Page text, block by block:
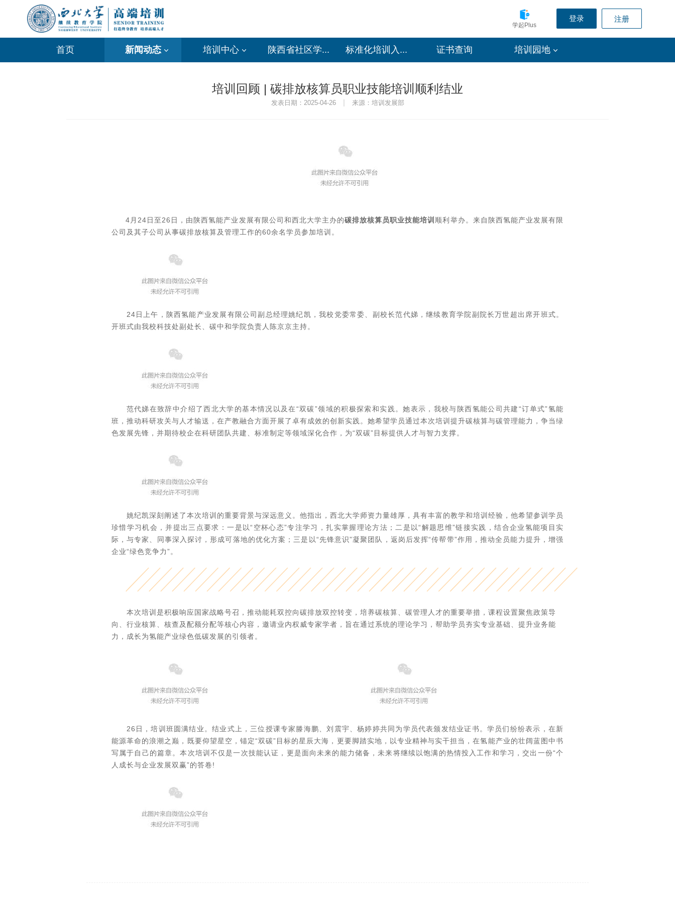
登录 注册
学起Plus
首页 新闻动态 培训中心 陕西省社区学... 标准化培训入... 证书查询 培训园地
培训回顾 | 碳排放核算员职业技能培训顺利结业
发表日期：2025-04-26 | 来源：培训发展部
4月24日至26日，由陕西氢能产业发展有限公司和西北大学主办的碳排放核算员职业技能培训 顺利举办。来自陕西氢能产业发展有限
公司及其子公司从事碳排放核算及管理工作的60余名学员参加培训。
24日上午，陕西氢能产业发展有限公司副总经理姚纪凯，我校党委常委、副校长范代娣，继续教育学院副院长万世超出席开班式。
开班式由我校科技处副处长、碳中和学院负责人陈京京主持。
范代娣在致辞中介绍了西北大学的基本情况以及在“双碳”领域的积极探索和实践。她表示，我校与陕西氢能公司共建“订单式”氢能
班，推动科研攻关与人才输送，在产教融合方面开展了卓有成效的创新实践。她希望学员通过本次培训提升碳核算与碳管理能力，争当绿
色发展先锋，并期待校企在科研团队共建、标准制定等领域深化合作，为“双碳”目标提供人才与智力支撑。
姚纪凯深刻阐述了本次培训的重要背景与深远意义。他指出，西北大学师资力量雄厚，具有丰富的教学和培训经验，他希望参训学员
珍惜学习机会，并提出三点要求：‌一是以“空杯心态”专注学习‌，扎实掌握理论方法；‌二是以“解题思维”链接实践‌，结合企业氢能项目实
际，与专家、同事深入探讨，形成可落地的优化方案；‌三是以“先锋意识”凝聚团队‌，返岗后发挥“传帮带”作用，推动全员能力提升，增强
企业“绿色竞争力”。
本次培训是积极响应国家战略号召，推动能耗双控向碳排放双控转变，培养碳核算、碳管理人才的重要举措，课程设置聚焦政策导
向、行业核算、核查及配额分配等核心内容，邀请业内权威专家学者，旨在通过系统的理论学习，帮助学员夯实专业基础、提升业务能
力，成长为氢能产业绿色低碳发展的引领者。
26日，培训班圆满结业。结业式上，三位授课专家滕海鹏、刘震宇、杨婷婷共同为学员代表颁发结业证书。学员们纷纷表示，在新
能源革命的浪潮之巅，既要仰望星空，锚定“双碳”目标的星辰大海，更要脚踏实地，以专业精神与实干担当，在氢能产业的壮阔蓝图中书
写属于自己的篇章。本次培训不仅是一次技能认证，更是面向未来的能力储备，未来将继续以饱满的热情投入工作和学习，交出一份“个
人成长与企业发展双赢”的答卷!